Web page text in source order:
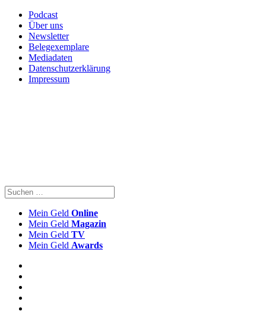
Podcast
Über uns
Newsletter
Belegexemplare
Mediadaten
Datenschutzerklärung
Impressum
Mein Geld Online
Mein Geld Magazin
Mein Geld TV
Mein Geld Awards